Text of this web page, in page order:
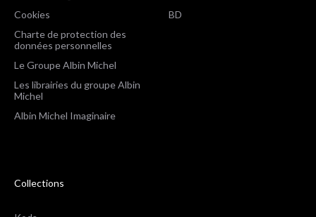
Cookies
Charte de protection des
données personnelles
Le Groupe Albin Michel
Les librairies du groupe Albin
Michel
Albin Michel Imaginaire
BD
Collections